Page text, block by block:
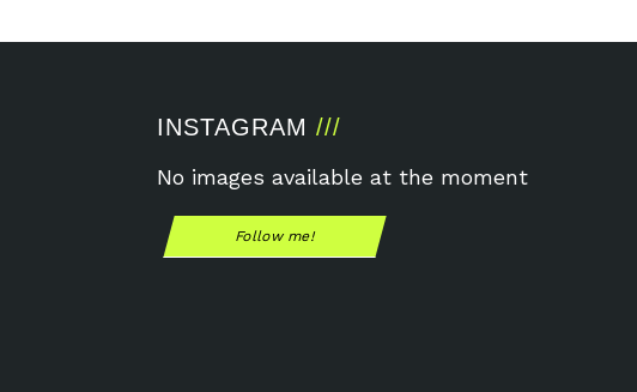
INSTAGRAM
No images available at the moment
Follow me!